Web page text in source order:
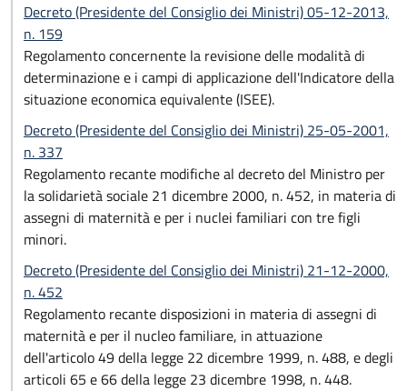
Decreto (Presidente del Consiglio dei Ministri) 05-12-2013,
n. 159
Regolamento concernente la revisione delle modalità di
determinazione e i campi di applicazione dell'Indicatore della
situazione economica equivalente (ISEE).
Decreto (Presidente del Consiglio dei Ministri) 25-05-2001,
n. 337
Regolamento recante modifiche al decreto del Ministro per
la solidarietà sociale 21 dicembre 2000, n. 452, in materia di
assegni di maternità e per i nuclei familiari con tre figli
minori.
Decreto (Presidente del Consiglio dei Ministri) 21-12-2000,
n. 452
Regolamento recante disposizioni in materia di assegni di
maternità e per il nucleo familiare, in attuazione
dell'articolo 49 della legge 22 dicembre 1999, n. 488, e degli
articoli 65 e 66 della legge 23 dicembre 1998, n. 448.